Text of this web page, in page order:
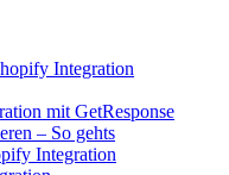
Integration
mit GetResponse
– So gehts
Integration